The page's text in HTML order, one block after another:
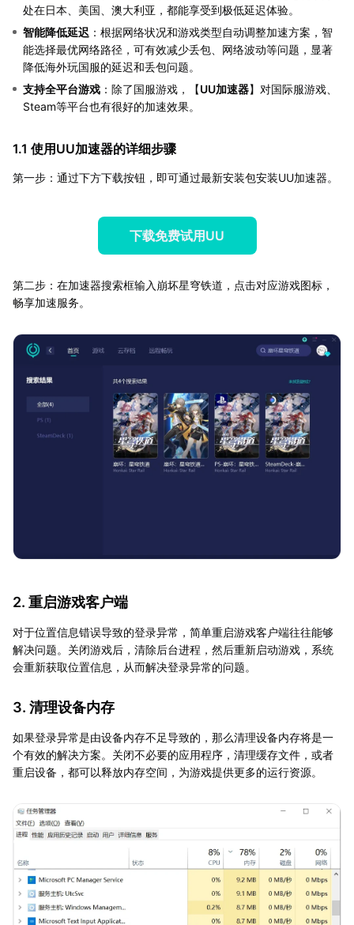
处在日本、美国、澳大利亚，都能享受到极低延迟体验。
智能降低延迟 ：根据网络状况和游戏类型自动调整加速方案，智
能选择最优网络路径，可有效减少丢包、网络波动等问题，显著
降低海外玩国服的延迟和丢包问题。
支持全平台游戏 ：除了国服游戏，【UU加速器】对国际服游戏、
Steam等平台也有很好的加速效果。
1.1 使用UU加速器的详细步骤
第一步：通过下方下载按钮，即可通过最新安装包安装UU加速器。
下载免费试用UU
第二步：在加速器搜索框输入崩坏星穹铁道，点击对应游戏图标，
畅享加速服务。
2. 重启游戏客户端
对于位置信息错误导致的登录异常，简单重启游戏客户端往往能够
解决问题。关闭游戏后，清除后台进程，然后重新启动游戏，系统
会重新获取位置信息，从而解决登录异常的问题。
3. 清理设备内存
如果登录异常是由设备内存不足导致的，那么清理设备内存将是一
个有效的解决方案。关闭不必要的应用程序，清理缓存文件，或者
重启设备，都可以释放内存空间，为游戏提供更多的运行资源。